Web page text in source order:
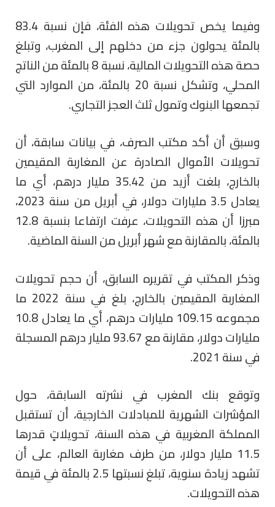
وفيما يخص تحويلات هذه الفئة، فإن نسبة 83.4
بالمئة يحولون جزء من دخلهم إلى المغرب، وتبلغ
حصة هذه التحويلات المالية، نسبة 8 بالمئة من الناتج
المحلي، وتشكل نسبة 20 بالمئة، من الموارد التي
تجمعها البنوك وتمول ثلث العجز التجاري.
وسبق أن أكد مكتب الصرف، في بيانات سابقة، أن
تحويلات الأموال الصادرة عن المغاربة المقيمين
بالخارج، بلغت أزيد من 35.42 مليار درهم، أي ما
يعادل 3.5 مليارات دولار، في أبريل من سنة 2023،
مبرزا أن هذه التحويلات، عرفت ارتفاعا بنسبة 12.8
بالمئة، بالمقارنة مع شهر أبريل من السنة الماضية.
وذكر المكتب في تقريره السابق، أن حجم تحويلات
المغاربة المقيمين بالخارج، بلغ في سنة 2022 ما
مجموعه 109.15 مليارات درهم، أي ما يعادل 10.8
مليارات دولار، مقارنة مع 93.67 مليار درهم المسجلة
في سنة 2021.
وتوقع بنك المغرب في نشرته السابقة، حول
المؤشرات الشهرية للمبادلات الخارجية، أن تستقبل
المملكة المغربية في هذه السنة، تحويلاتٍ قدرها
11.5 مليار دولار، من طرف مغاربة العالم، على أن
تشهد زيادة سنوية، تبلغ نسبتها 2.5 بالمئة في قيمة
هذه التحويلات.